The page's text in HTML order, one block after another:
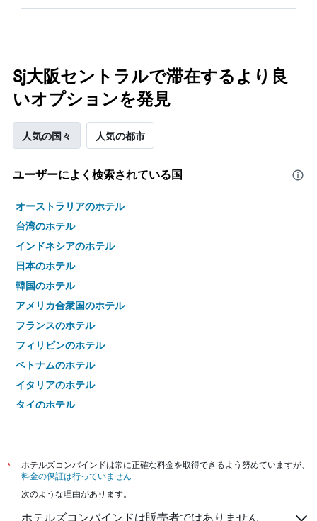
Sj大阪セントラルで滞在するより良
いオプションを発見
人気の国々 人気の都市
ユーザーによく検索されている国
オーストラリアのホテル
台湾のホテル
インドネシアのホテル
日本のホテル
韓国のホテル
アメリカ合衆国のホテル
フランスのホテル
フィリピンのホテル
ベトナムのホテル
イタリアのホテル
タイのホテル
*
ホテルズコンバインドは常に正確な料金を取得できるよう努めていますが、
料金の保証は行っていません
次のような理由があります。
ホテルズコンバインドは販売者ではありません